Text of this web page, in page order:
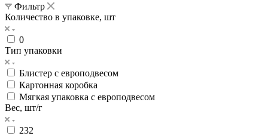
Фильтр
Количество в упаковке, шт
0
Тип упаковки
Блистер с европодвесом
Картонная коробка
Мягкая упаковка с европодвесом
Вес, шт/г
232